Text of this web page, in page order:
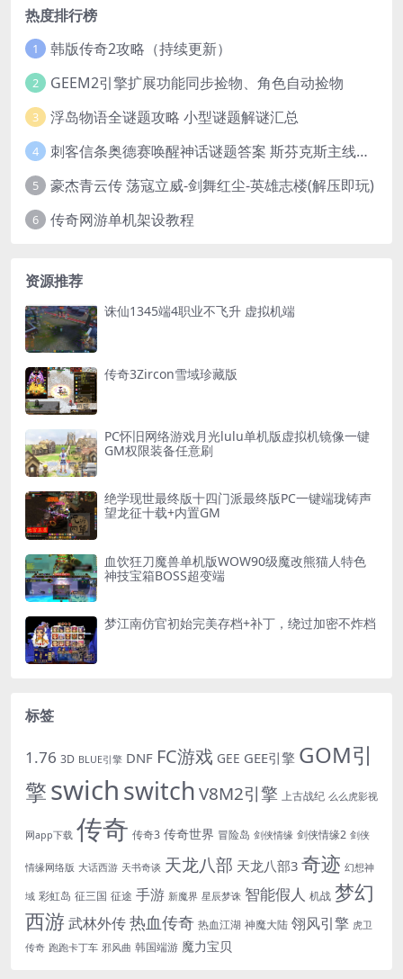
热度排行榜
1 韩版传奇2攻略（持续更新）
2 GEEM2引擎扩展功能同步捡物、角色自动捡物
3 浮岛物语全谜题攻略 小型谜题解谜汇总
4 刺客信条奥德赛唤醒神话谜题答案 斯芬克斯主线攻略
5 豪杰青云传 荡寇立威-剑舞红尘-英雄志楼(解压即玩)
6 传奇网游单机架设教程
资源推荐
诛仙1345端4职业不飞升 虚拟机端
传奇3Zircon雪域珍藏版
PC怀旧网络游戏月光lulu单机版虚拟机镜像一键
GM权限装备任意刷
绝学现世最终版十四门派最终版PC一键端珑铸声
望龙征十载+内置GM
血饮狂刀魔兽单机版WOW90级魔改熊猫人特色
神技宝箱BOSS超变端
梦江南仿官初始完美存档+补丁，绕过加密不炸档
标签
1.76 3D BLUE引擎 DNF FC游戏 GEE GEE引擎 GOM引
擎swichswitchV8M2引擎 上古战纪 么么虎影视
网app下载 传奇 传奇3 传奇世界 冒险岛 剑侠情缘 剑侠情缘2 剑侠
情缘网络版 大话西游 天书奇谈 天龙八部 天龙八部3 奇迹 幻想神
域 彩虹岛 征三国 征途 手游 新魔界 星辰梦诛 智能假人 机战 梦幻
西游 武林外传热血传奇 热血江湖 神魔大陆 翎风引擎 虎卫
传奇 跑跑卡丁车 邪风曲 韩国端游 魔力宝贝